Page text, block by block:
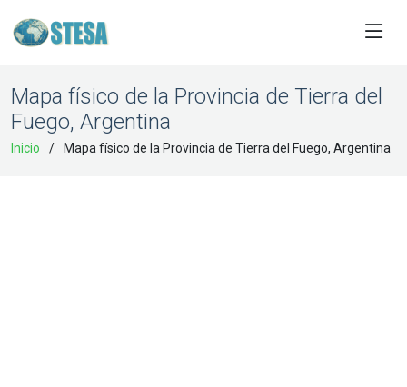
Mapa físico de la Provincia de Tierra del
Fuego, Argentina
Inicio Mapa físico de la Provincia de Tierra del Fuego, Argentina